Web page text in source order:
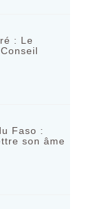
: Le
Faso :
son âme